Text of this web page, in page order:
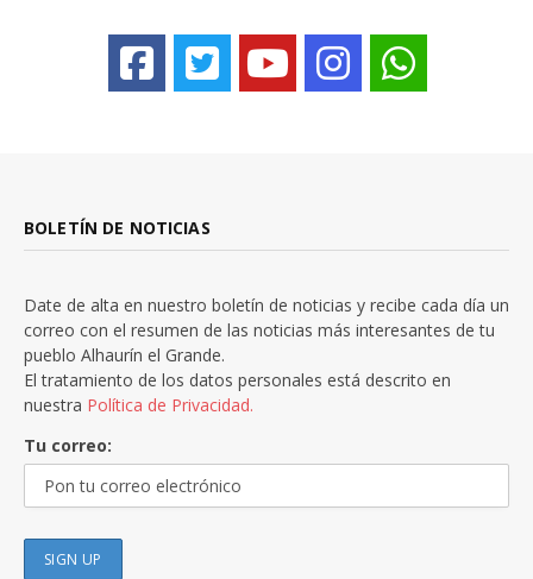
BOLETÍN DE NOTICIAS
Date de alta en nuestro boletín de noticias y recibe cada día un
correo con el resumen de las noticias más interesantes de tu
pueblo Alhaurín el Grande.
El tratamiento de los datos personales está descrito en
nuestra Política de Privacidad.
Tu correo: